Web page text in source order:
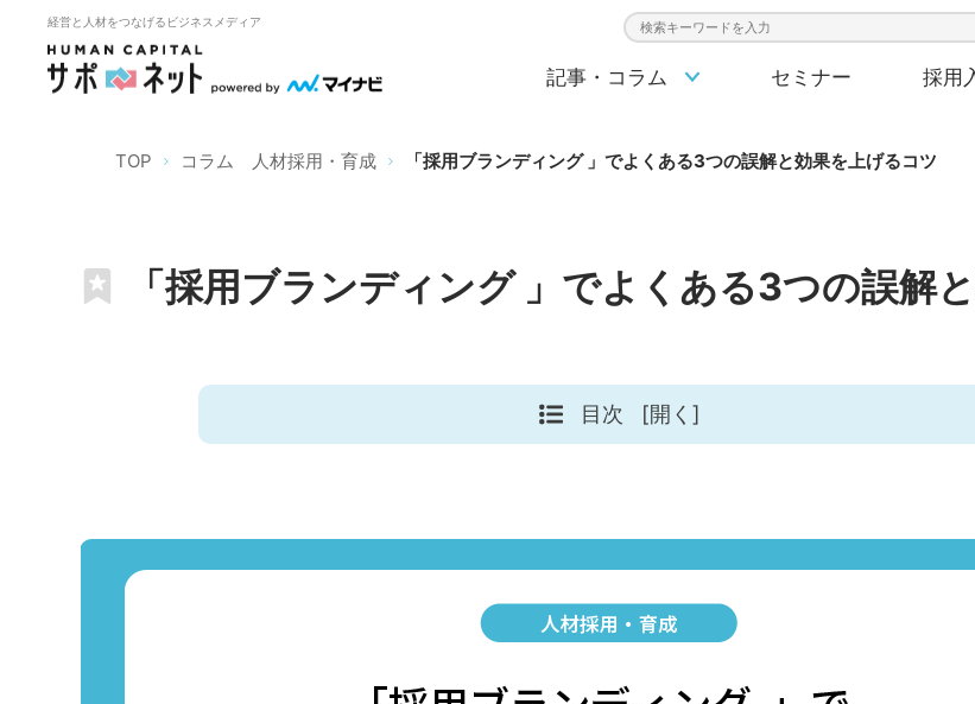
経営と人材をつなげるビジネスメディア
検索キーワード入力
記事・コラム セミナー 採用
TOP コラム 人材採用・育成 「採用ブランディング 」でよくある3つの誤解と効果を上げるコツ
「採用ブランディング 」でよくある3つの誤解
目次 [開く]